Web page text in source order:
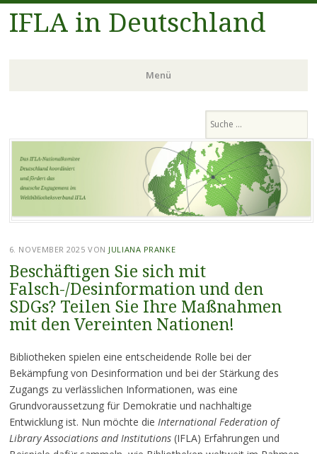
IFLA in Deutschland
Menü
springen
6. NOVEMBER 2025 VON JULIANA PRANKE
Beschäftigen Sie sich mit
Falsch-/Desinformation und den
SDGs? Teilen Sie Ihre Maßnahmen
mit den Vereinten Nationen!
Bibliotheken spielen eine entscheidende Rolle bei der
Bekämpfung von Desinformation und bei der Stärkung des
Zugangs zu verlässlichen Informationen, was eine
Grundvoraussetzung für Demokratie und nachhaltige
Entwicklung ist. Nun möchte die International Federation of
Library Associations and Institutions(IFLA) Erfahrungen und